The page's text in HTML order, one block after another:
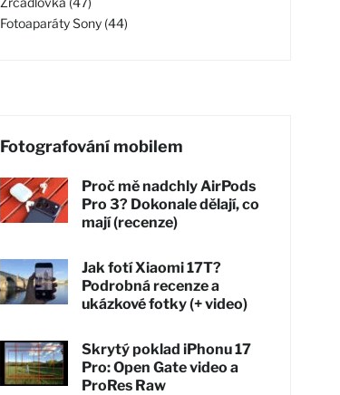
Fotoaparáty Sony (44)
Fotografování mobilem
Proč mě nadchly AirPods
Pro 3? Dokonale dělají, co
mají (recenze)
Jak fotí Xiaomi 17T?
Podrobná recenze a
ukázkové fotky (+ video)
Skrytý poklad iPhonu 17
Pro: Open Gate video a
ProRes Raw